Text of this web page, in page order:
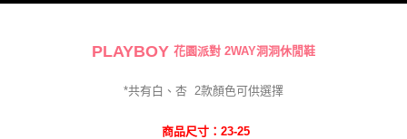
PLAYBOY 花園派對 2WAY洞洞休閒鞋
*共有白、杏 2款顏色可供選擇
商品尺寸：23-25